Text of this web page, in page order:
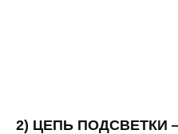
2) ЦЕПЬ ПОДСВЕТКИ